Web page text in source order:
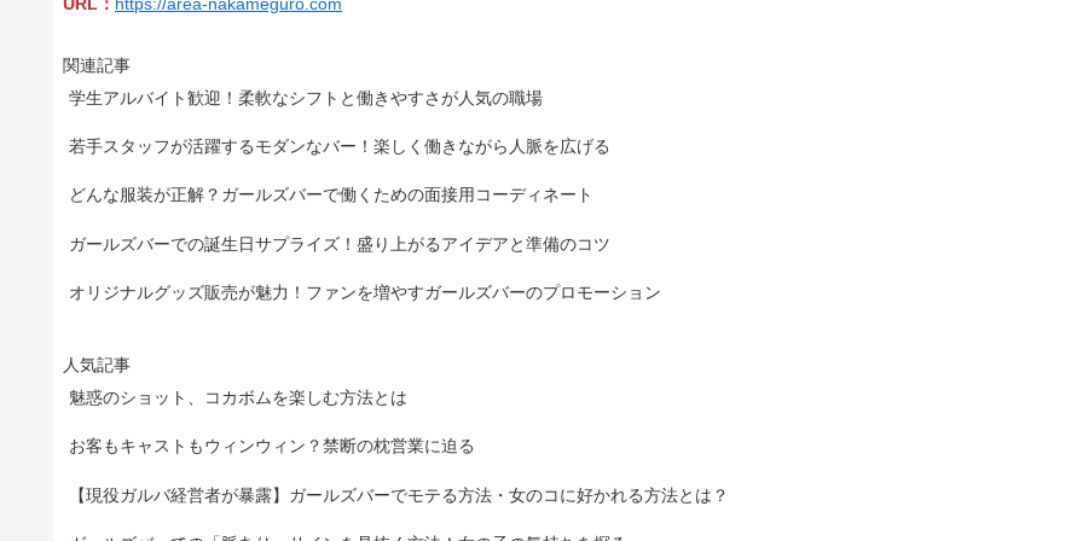
URL： https://area-nakameguro.com
関連記事
学生アルバイト歓迎！柔軟なシフトと働きやすさが人気の職場
若手スタッフが活躍するモダンなバー！楽しく働きながら人脈を広げる
どんな服装が正解？ガールズバーで働くための面接用コーディネート
ガールズバーでの誕生日サプライズ！盛り上がるアイデアと準備のコツ
オリジナルグッズ販売が魅力！ファンを増やすガールズバーのプロモーション
人気記事
魅惑のショット、コカボムを楽しむ方法とは
お客もキャストもウィンウィン？禁断の枕営業に迫る
【現役ガルバ経営者が暴露】ガールズバーでモテる方法・女のコに好かれる方法とは？